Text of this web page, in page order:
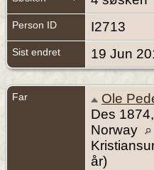
Person ID I2713
Sist endret 19 Jun
Far Ole
Des
Norway
år)